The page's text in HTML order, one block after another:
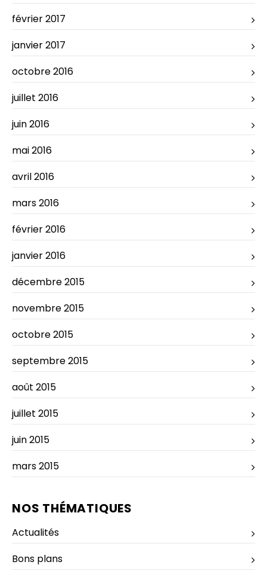
février 2017
janvier 2017
octobre 2016
juillet 2016
juin 2016
mai 2016
avril 2016
mars 2016
février 2016
janvier 2016
décembre 2015
novembre 2015
octobre 2015
septembre 2015
août 2015
juillet 2015
juin 2015
mars 2015
NOS THÉMATIQUES
Actualités
Bons plans